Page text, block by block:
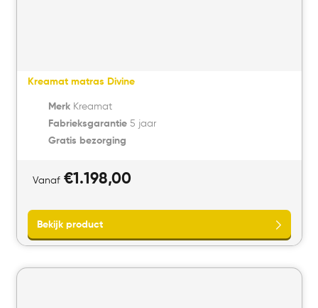
Kreamat matras Divine
MerkKreamat
Fabrieksgarantie5 jaar
Gratis bezorging
Vanaf €1.198,00